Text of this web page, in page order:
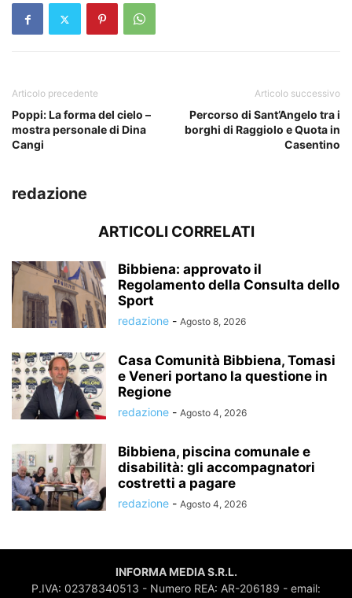
Articolo precedente
Poppi: La forma del cielo –
mostra personale di Dina
Cangi
Articolo successivo
Percorso di Sant’Angelo tra i
borghi di Raggiolo e Quota in
Casentino
redazione
ARTICOLI CORRELATI
Bibbiena: approvato il
Regolamento della Consulta dello
Sport
redazione - Agosto 8, 2026
Casa Comunità Bibbiena, Tomasi
e Veneri portano la questione in
Regione
redazione - Agosto 4, 2026
Bibbiena, piscina comunale e
disabilità: gli accompagnatori
costretti a pagare
redazione - Agosto 4, 2026
INFORMA MEDIA S.R.L.
P.IVA: 02378340513 - Numero REA: AR-206189 - email: